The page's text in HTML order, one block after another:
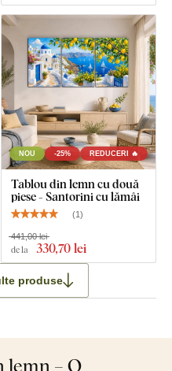
NOU -25% REDUCERI 🔥
Tablou din lemn cu două
piese - Santorini cu lămâi
(1)
de la 330,70 lei
441,00 lei
produse
lemn – O